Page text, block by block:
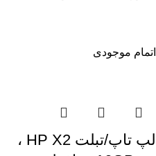
اتمام موجودی
لپ تاپ/تبلت HP X2 ،